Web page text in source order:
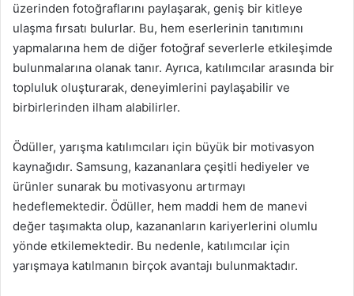
üzerinden fotoğraflarını paylaşarak, geniş bir kitleye
ulaşma fırsatı bulurlar. Bu, hem eserlerinin tanıtımını
yapmalarına hem de diğer fotoğraf severlerle etkileşimde
bulunmalarına olanak tanır. Ayrıca, katılımcılar arasında bir
topluluk oluşturarak, deneyimlerini paylaşabilir ve
birbirlerinden ilham alabilirler.
Ödüller, yarışma katılımcıları için büyük bir motivasyon
kaynağıdır. Samsung, kazananlara çeşitli hediyeler ve
ürünler sunarak bu motivasyonu artırmayı
hedeflemektedir. Ödüller, hem maddi hem de manevi
değer taşımakta olup, kazananların kariyerlerini olumlu
yönde etkilemektedir. Bu nedenle, katılımcılar için
yarışmaya katılmanın birçok avantajı bulunmaktadır.